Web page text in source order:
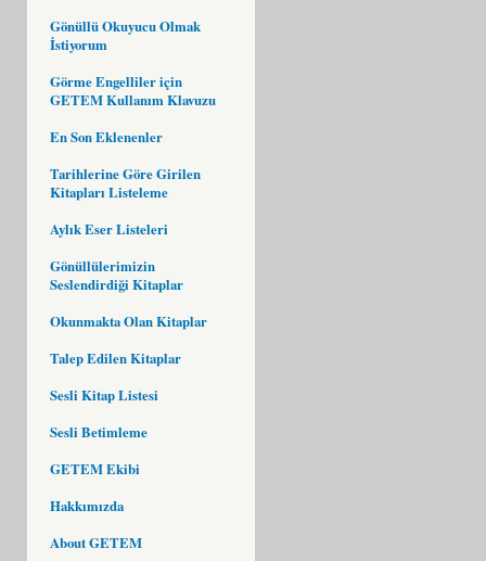
Gönüllü Okuyucu Olmak
İstiyorum
Görme Engelliler için
GETEM Kullanım Klavuzu
En Son Eklenenler
Tarihlerine Göre Girilen
Kitapları Listeleme
Aylık Eser Listeleri
Gönüllülerimizin
Seslendirdiği Kitaplar
Okunmakta Olan Kitaplar
Talep Edilen Kitaplar
Sesli Kitap Listesi
Sesli Betimleme
GETEM Ekibi
Hakkımızda
About GETEM